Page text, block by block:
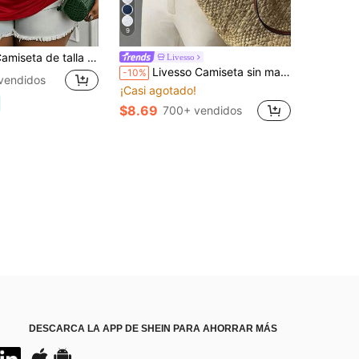
grande para mujer con gráfico de corazón "I CELEBRATE ME", cuello redondo, manga corta, ajuste holgado casual para fiesta de vacaciones
9
Livesso
-10% Livesso Camiseta sin mangas blanca holgada para mujer, elegante ropa de oficina casual de negocios, camiseta interior para ir al trabajo, verano
¡Casi agotado!
$8.69 700+ vendidos
DESCARCA LA APP DE SHEIN PARA AHORRAR MÁS